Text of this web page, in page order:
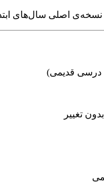
نسخه‌ی اصلی سال‌های
درسی قدیمی)
تغییر